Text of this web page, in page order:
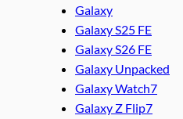
Galaxy
Galaxy S25 FE
Galaxy S26 FE
Galaxy Unpacked
Galaxy Watch7
Galaxy Z Flip7